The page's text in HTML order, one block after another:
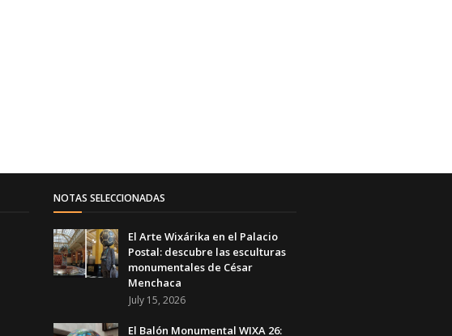
NOTAS SELECCIONADAS
El Arte Wixárika en el Palacio
Postal: descubre las esculturas
monumentales de César
Menchaca
July 15, 2026
El Balón Monumental WIXA 26: